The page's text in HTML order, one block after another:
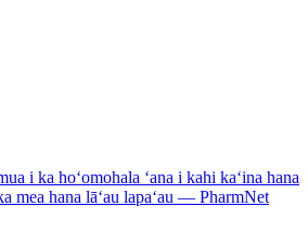
i ka hoʻomohala ʻana i kahi kaʻina hana
mea hana lāʻau lapaʻau — PharmNet